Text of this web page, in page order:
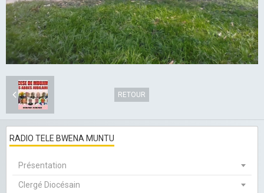
RETOUR
RADIO TELE BWENA MUNTU
Présentation
Clergé Diocésain